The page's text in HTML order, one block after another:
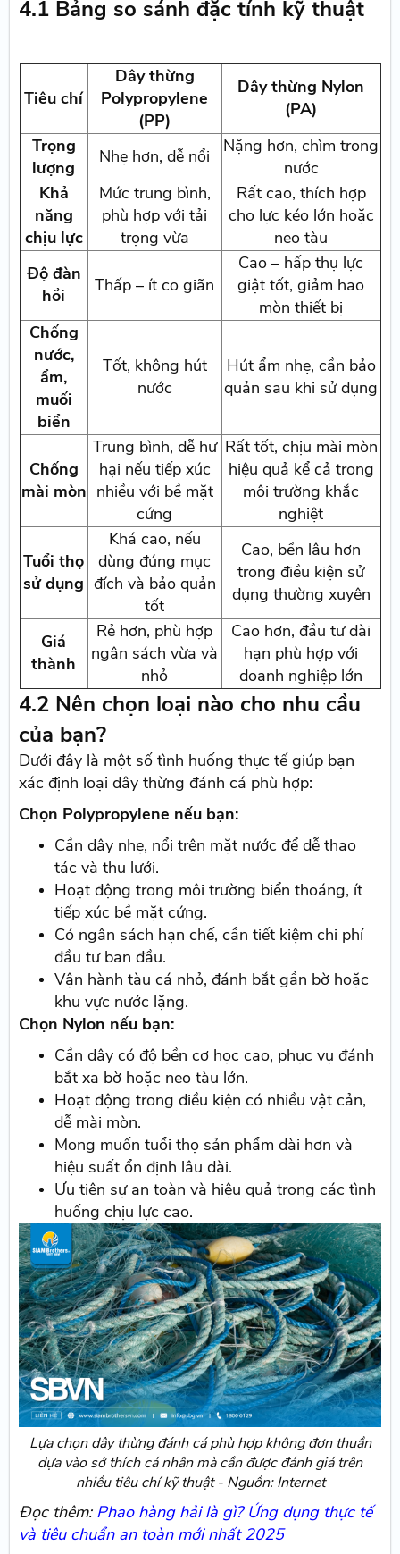
4.1 Bảng so sánh đặc tính kỹ thuật
Tiêu chí
Dây thừng
Polypropylene
(PP)
Dây thừng Nylon
(PA)
Trọng
lượng
Nhẹ hơn, dễ nổi
Nặng hơn, chìm trong
nước
Khả
năng
chịu lực
Mức trung bình,
phù hợp với tải
trọng vừa
Rất cao, thích hợp
cho lực kéo lớn hoặc
neo tàu
Độ đàn
hồi
Thấp – ít co giãn
Cao – hấp thụ lực
giật tốt, giảm hao
mòn thiết bị
Chống
nước,
ẩm,
muối
biển
Tốt, không hút
nước
Hút ẩm nhẹ, cần bảo
quản sau khi sử dụng
Chống
mài mòn
Trung bình, dễ hư
hại nếu tiếp xúc
nhiều với bề mặt
cứng
Rất tốt, chịu mài mòn
hiệu quả kể cả trong
môi trường khắc
nghiệt
Tuổi thọ
sử dụng
Khá cao, nếu
dùng đúng mục
đích và bảo quản
tốt
Cao, bền lâu hơn
trong điều kiện sử
dụng thường xuyên
Giá
thành
Rẻ hơn, phù hợp
ngân sách vừa và
nhỏ
Cao hơn, đầu tư dài
hạn phù hợp với
doanh nghiệp lớn
4.2 Nên chọn loại nào cho nhu cầu
của bạn?
Dưới đây là một số tình huống thực tế giúp bạn
xác định loại dây thừng đánh cá phù hợp:
Chọn Polypropylene nếu bạn:
Cần dây nhẹ, nổi trên mặt nước để dễ thao
tác và thu lưới.
Hoạt động trong môi trường biển thoáng, ít
tiếp xúc bề mặt cứng.
Có ngân sách hạn chế, cần tiết kiệm chi phí
đầu tư ban đầu.
Vận hành tàu cá nhỏ, đánh bắt gần bờ hoặc
khu vực nước lặng.
Chọn Nylon nếu bạn:
Cần dây có độ bền cơ học cao, phục vụ đánh
bắt xa bờ hoặc neo tàu lớn.
Hoạt động trong điều kiện có nhiều vật cản,
dễ mài mòn.
Mong muốn tuổi thọ sản phẩm dài hơn và
hiệu suất ổn định lâu dài.
Ưu tiên sự an toàn và hiệu quả trong các tình
huống chịu lực cao.
Lựa chọn dây thừng đánh cá phù hợp không đơn thuần
dựa vào sở thích cá nhân mà cần được đánh giá trên
nhiều tiêu chí kỹ thuật - Nguồn: Internet
Đọc thêm: Phao hàng hải là gì? Ứng dụng thực tế
và tiêu chuẩn an toàn mới nhất 2025